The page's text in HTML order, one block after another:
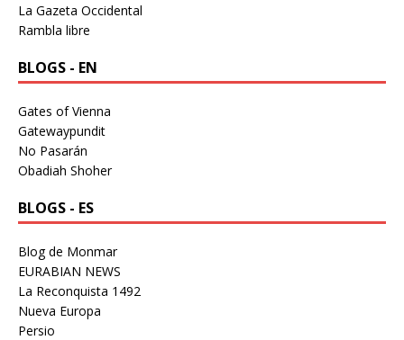
La Gazeta Occidental
Rambla libre
BLOGS - EN
Gates of Vienna
Gatewaypundit
No Pasarán
Obadiah Shoher
BLOGS - ES
Blog de Monmar
EURABIAN NEWS
La Reconquista 1492
Nueva Europa
Persio